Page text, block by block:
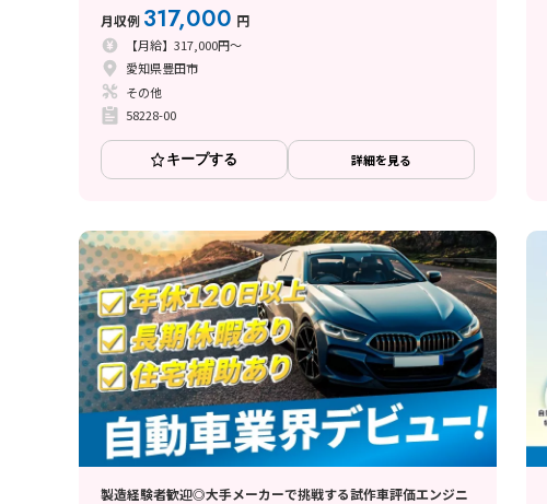
月収例 317,000 円
【月給】317,000円～
愛知県豊田市
その他
58228-00
キープする 詳細を見る
製造経験者歓迎◎大手メーカーで挑戦する試作車評価エンジニ